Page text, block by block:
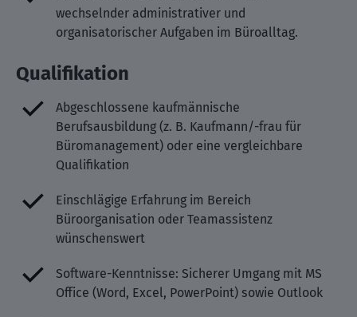
wechselnder administrativer und
organisatorischer Aufgaben im Büroalltag.
Qualifikation
Abgeschlossene kaufmännische
Berufsausbildung (z. B. Kaufmann/-frau für
Büromanagement) oder eine vergleichbare
Qualifikation
Einschlägige Erfahrung im Bereich
Büroorganisation oder Teamassistenz
wünschenswert
Software-Kenntnisse: Sicherer Umgang mit MS
Office (Word, Excel, PowerPoint) sowie Outlook